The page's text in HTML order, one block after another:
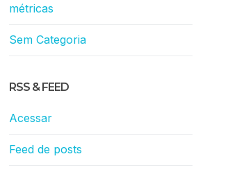
métricas
Sem Categoria
RSS & FEED
Acessar
Feed de posts